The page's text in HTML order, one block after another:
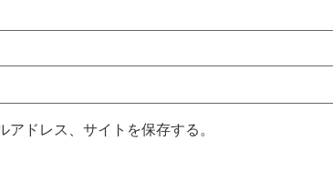
ドレス、サイトを保存する。